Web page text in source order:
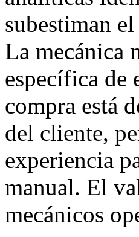
subestiman
La mecánica
específica de
compra está
del cliente,
experiencia
manual. El
mecánicos